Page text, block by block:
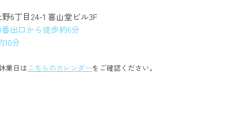
6丁目24-1 喜山堂ビル3F
出口から徒歩約6分
10分
業日は こちらのカレンダーをご確認ください。